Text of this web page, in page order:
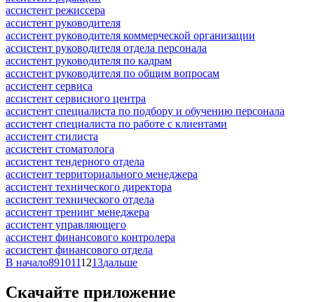
ассистент режиссера
ассистент руководителя
ассистент руководителя коммерческой организации
ассистент руководителя отдела персонала
ассистент руководителя по кадрам
ассистент руководителя по общим вопросам
ассистент сервиса
ассистент сервисного центра
ассистент специалиста по подбору и обучению персонала
ассистент специалиста по работе с клиентами
ассистент стилиста
ассистент стоматолога
ассистент тендерного отдела
ассистент территориального менеджера
ассистент технического директора
ассистент технического отдела
ассистент тренинг менеджера
ассистент управляющего
ассистент финансового контролера
ассистент финансового отдела
В начало8910111213дальше
Скачайте приложение